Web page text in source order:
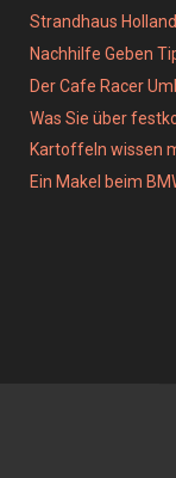
Strandhaus Holland
Nachhilfe Geben
Der Cafe Racer
Was Sie über
Kartoffeln wissen
Ein Makel beim